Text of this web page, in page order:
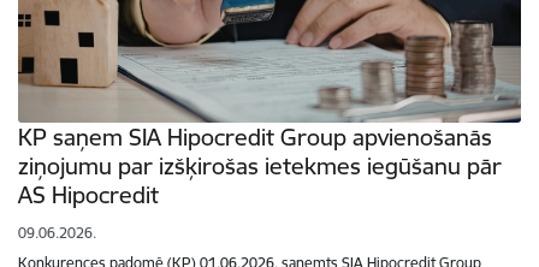
KP saņem SIA Hipocredit Group apvienošanās
ziņojumu par izšķirošas ietekmes iegūšanu pār
AS Hipocredit
09.06.2026.
Konkurences padomē (KP) 01.06.2026. saņemts SIA Hipocredit Group